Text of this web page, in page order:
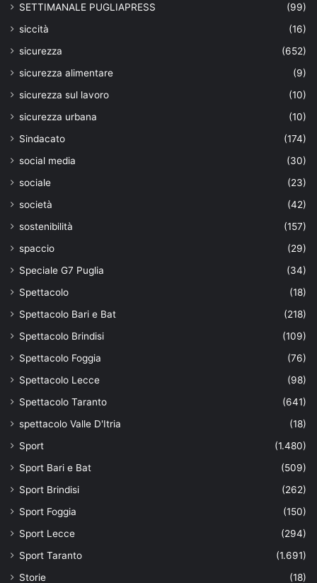
SETTIMANALE PUGLIAPRESS
(99)
siccità
(16)
sicurezza
(652)
sicurezza alimentare
(9)
sicurezza sul lavoro
(10)
sicurezza urbana
(10)
Sindacato
(174)
social media
(30)
sociale
(23)
società
(42)
sostenibilità
(157)
spaccio
(29)
Speciale G7 Puglia
(34)
Spettacolo
(18)
Spettacolo Bari e Bat
(218)
Spettacolo Brindisi
(109)
Spettacolo Foggia
(76)
Spettacolo Lecce
(98)
Spettacolo Taranto
(641)
spettacolo Valle D'Itria
(18)
Sport
(1.480)
Sport Bari e Bat
(509)
Sport Brindisi
(262)
Sport Foggia
(150)
Sport Lecce
(294)
Sport Taranto
(1.691)
Storie
(18)